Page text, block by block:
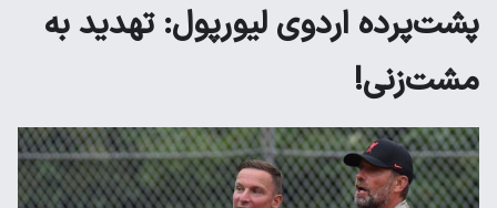
پشت‌پرده‎ ‎اردوی لیورپول: تهدید به
مشت‌زنی!‌